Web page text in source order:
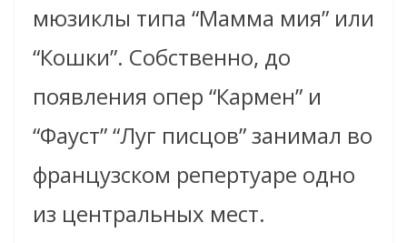
мюзиклы типа “Мамма мия” или
“Кошки”. Собственно, до
появления опер “Кармен” и
“Фауст” “Луг писцов” занимал во
французском репертуаре одно
из центральных мест.